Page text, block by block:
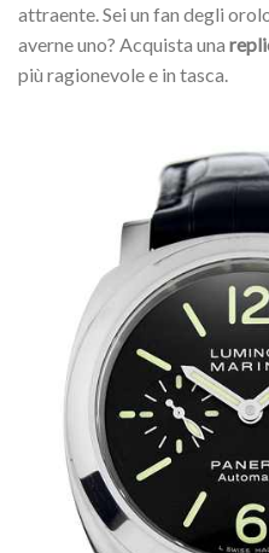
attraente. Sei un fan degli
averne uno? Acquista una
più ragionevole e in tasca.